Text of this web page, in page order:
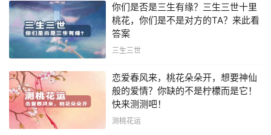
你们是否是三生有缘？三生三世十里
桃花，你们是不是对方的TA？来此看
答案
三生三世
恋爱春风来，桃花朵朵开，想要神仙
般的爱情？你缺的不是柠檬而是它！
快来测测吧！
测桃花运